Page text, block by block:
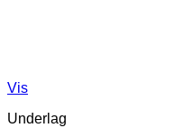
Vis
Underlag